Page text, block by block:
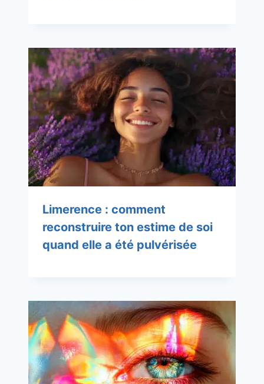
Limerence : comment
reconstruire ton estime de soi
quand elle a été pulvérisée